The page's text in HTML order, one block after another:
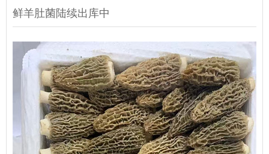
鲜羊肚菌陆续出库中